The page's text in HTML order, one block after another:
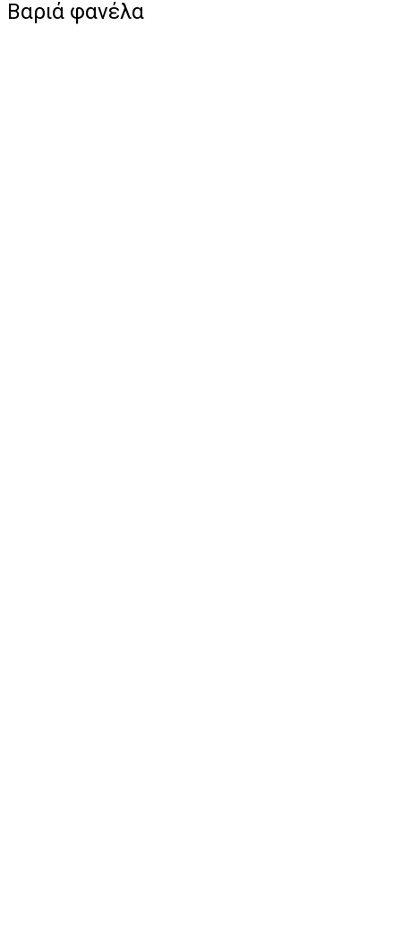
Βαριά φανέλα